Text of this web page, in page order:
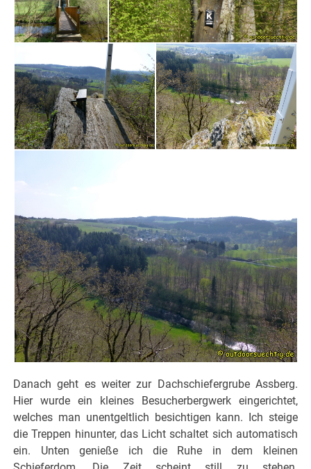
Danach geht es weiter zur Dachschiefergrube Assberg.
Hier wurde ein kleines Besucherbergwerk eingerichtet,
welches man unentgeltlich besichtigen kann. Ich steige
die Treppen hinunter, das Licht schaltet sich automatisch
ein. Unten genieße ich die Ruhe in dem kleinen